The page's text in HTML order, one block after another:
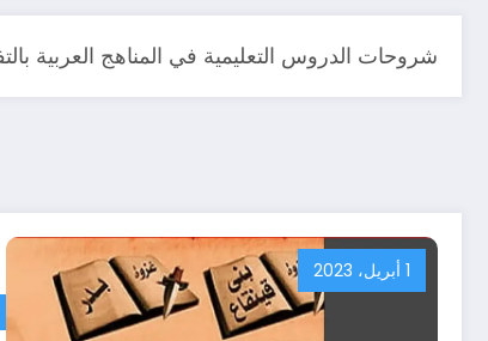
شروحات الدروس التعليمية في المناهج العربية
1 أبريل، 2023